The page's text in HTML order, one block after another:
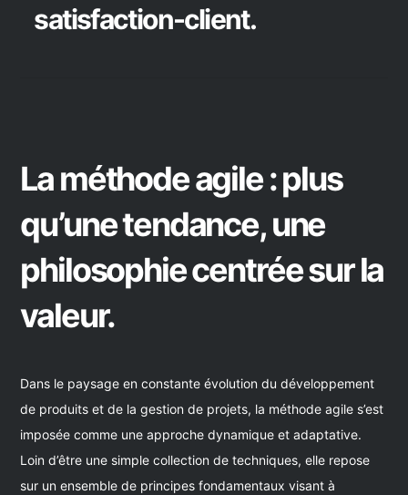
satisfaction-client.
La méthode agile : plus
qu’une tendance, une
philosophie centrée sur la
valeur.
Dans le paysage en constante évolution du développement
de produits et de la gestion de projets, la méthode agile s’est
imposée comme une approche dynamique et adaptative.
Loin d’être une simple collection de techniques, elle repose
sur un ensemble de principes fondamentaux visant à